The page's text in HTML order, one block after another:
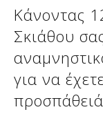
Δείτε
Κάνοντας
Σκιάθου
για να